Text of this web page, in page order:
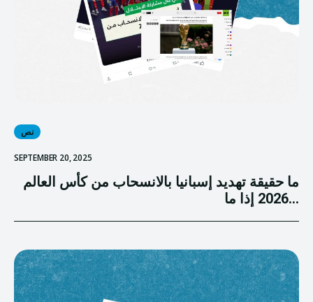
نص
SEPTEMBER 20, 2025
ما حقيقة تهديد إسبانيا بالانسحاب من كأس العالم
2026 إذا ما...